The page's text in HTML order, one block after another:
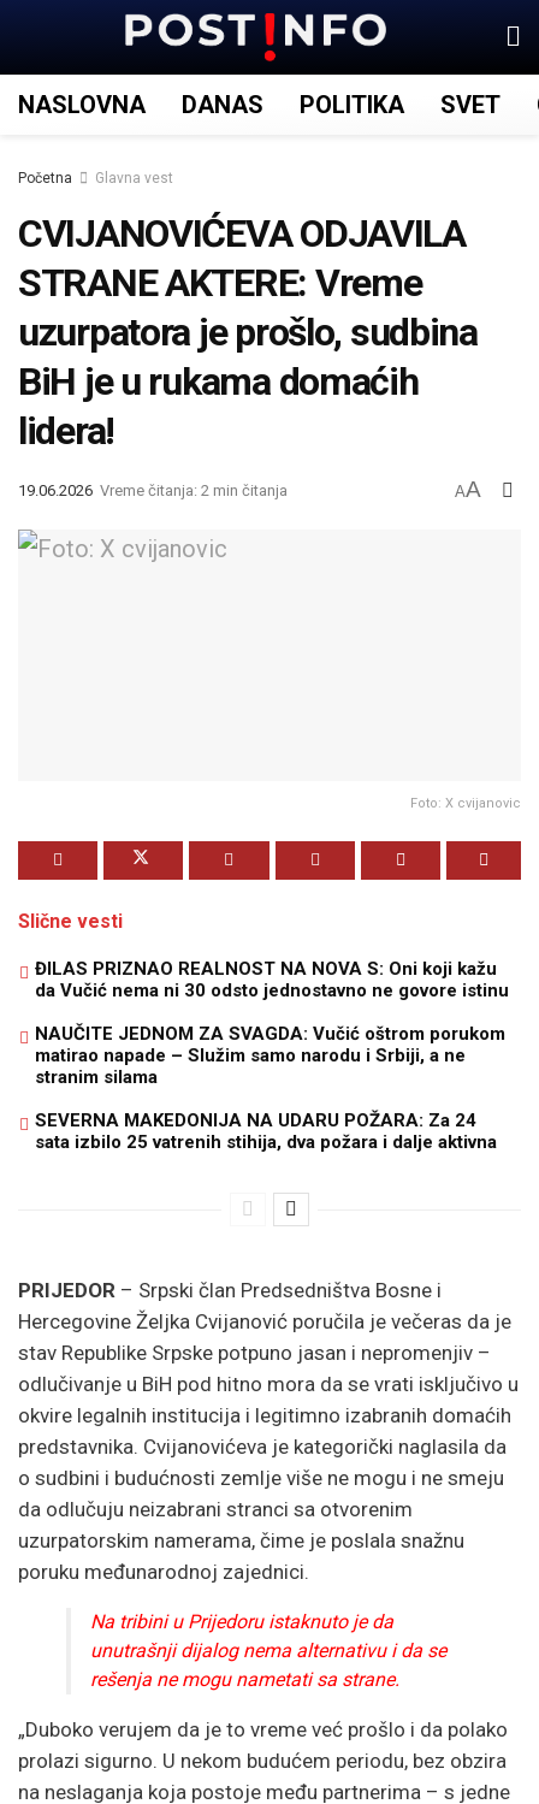
NASLOVNA DANAS POLITIKA SVET
Početna Glavna vest
CVIJANOVIĆEVA ODJAVILA
STRANE AKTERE: Vreme
uzurpatora je prošlo, sudbina
BiH je u rukama domaćih
lidera!
19.06.2026 Vreme čitanja: 2 min čitanja AA
Foto: X cvijanovic
Slične vesti
ĐILAS PRIZNAO REALNOST NA NOVA S: Oni koji kažu
da Vučić nema ni 30 odsto jednostavno ne govore istinu
NAUČITE JEDNOM ZA SVAGDA: Vučić oštrom porukom
matirao napade – Služim samo narodu i Srbiji, a ne
stranim silama
SEVERNA MAKEDONIJA NA UDARU POŽARA: Za 24
sata izbilo 25 vatrenih stihija, dva požara i dalje aktivna
PRIJEDOR – Srpski član Predsedništva Bosne i
Hercegovine Željka Cvijanović poručila je večeras da je
stav Republike Srpske potpuno jasan i nepromenjiv –
odlučivanje u BiH pod hitno mora da se vrati isključivo u
okvire legalnih institucija i legitimno izabranih domaćih
predstavnika. Cvijanovićeva je kategorički naglasila da
o sudbini i budućnosti zemlje više ne mogu i ne smeju
da odlučuju neizabrani stranci sa otvorenim
uzurpatorskim namerama, čime je poslala snažnu
poruku međunarodnoj zajednici.
Na tribini u Prijedoru istaknuto je da
unutrašnji dijalog nema alternativu i da se
rešenja ne mogu nametati sa strane.
„Duboko verujem da je to vreme već prošlo i da polako
prolazi sigurno. U nekom budućem periodu, bez obzira
na neslaganja koja postoje među partnerima – s jedne